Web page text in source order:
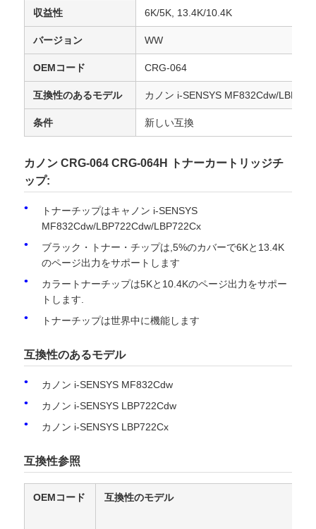
ホーム
製品
収益性 6K/5K, 13.4K/10.4K
バージョン WW
OEMコード CRG-064
互換性のあるモデル カノン i-SENSYS MF832Cdw/
条件 新しい互換
カノン CRG-064 CRG-064H トナーカートリッジチ
ップ:
トナーチップはキャノン i-SENSYS
MF832Cdw/LBP722Cdw/LBP722Cx
ブラック・トナー・チップは,5%のカバーで6Kと13.4K
のページ出力をサポートします
カラートナーチップは5Kと10.4Kのページ出力をサポー
トします.
トナーチップは世界中に機能します
互換性のあるモデル
カノン i-SENSYS MF832Cdw
カノン i-SENSYS LBP722Cdw
カノン i-SENSYS LBP722Cx
互換性参照
OEMコード 互換性のモデル